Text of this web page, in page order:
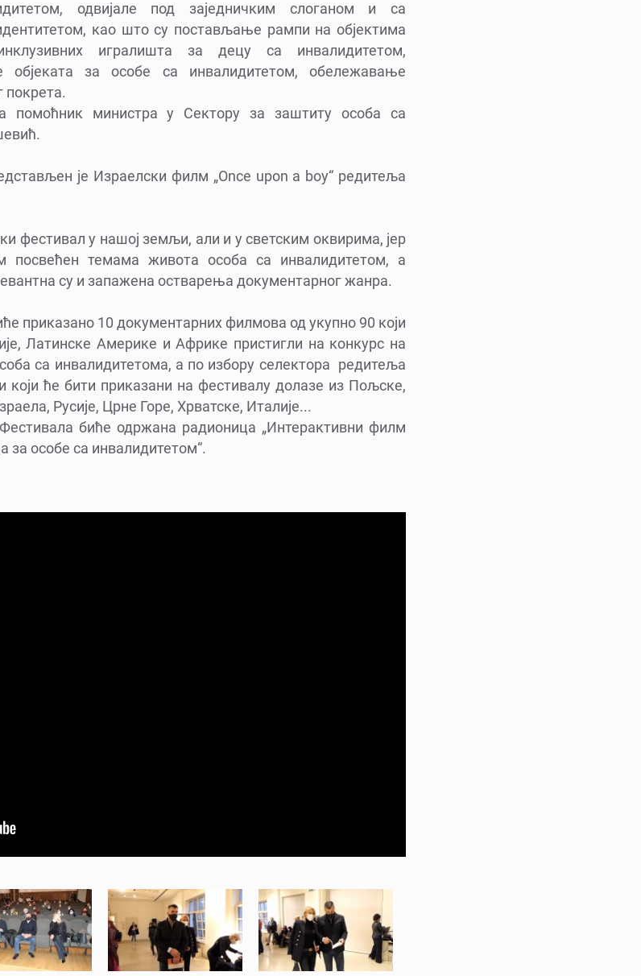
одвијале под заједничким слоганом и са
као што су постављање рампи на објектима
игралишта за децу са инвалидитетом,
објеката за особе са инвалидитетом, обележавање
покрета.
помоћник министра у Сектору за заштиту особа са
је Израелски филм „Once upon a boy“ редитељa
фестивал у нашој земљи, али и у светским оквирима, јер
посвећен темама живота особа са инвалидитетом, а
су и запажена остварења документарног жанра.
приказано 10 документарних филмова од укупно 90 који
Латинске Америке и Африке пристигли на конкурс на
са инвалидитетома, а по избору селектора редитеља
ће бити приказани на фестивалу долазе из Пољске,
Русије, Црне Горе, Хрватске, Италије...
биће одржана радионица „Интерактивни филм
за особе са инвалидитетом“.